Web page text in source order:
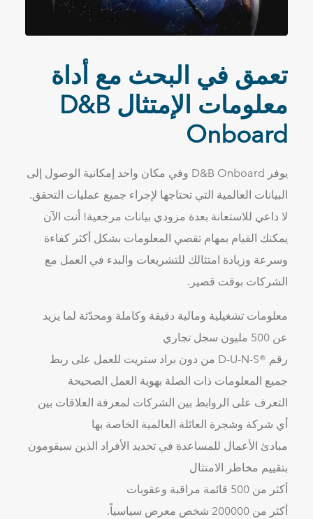
تعمق في البحث مع أداة
معلومات الإمتثال D&B
Onboard
يوفر D&B Onboard وفي مكان واحد إمكانية الوصول إلى
البيانات العالمية التي تحتاجها لإجراء جميع عمليات التحقق.
لا داعي للاستعانة بعدة مزودي بيانات مرجعية! أنت الآن
يمكنك القيام بمهام تقصي المعلومات بشكل أكثر كفاءة
وسرعة وزيادة امتثالك للتشريعات والبدء في العمل مع
الشركات بوقت قصير.
معلومات تشغيلية ومالية دقيقة وكاملة ومحدّثة لما يزيد
عن 500 مليون سجل تجاري
رقم ®D-U-N-S من دون براد ستريت للعمل على ربط
جميع المعلومات ذات الصلة بهوية العمل الصحيحة
التعرف على الروابط بين الشركات لمعرفة العلاقات بين
أي شركة وشجرة العائلة العالمية الخاصة بها
مبادئ الأعمال للمساعدة في تحديد الأفراد الذين سيقومون
بتقييم مخاطر الامتثال
أكثر من 500 قائمة مراقبة وعقوبات
أكثر من 200000 شخص معرض سياسياً.